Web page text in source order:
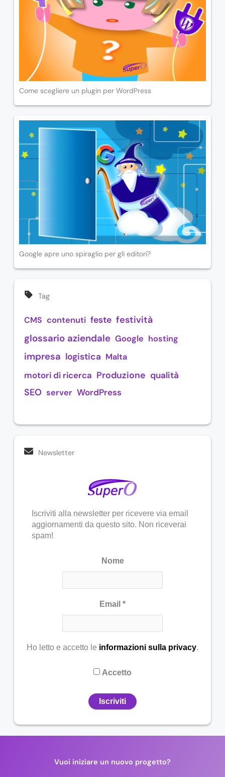
Come scegliere un plugin per WordPress
Google apre uno spiraglio per gli editori?
Tag
CMS contenuti feste festività
glossario aziendale Google hosting
impresa logistica Malta
motori di ricerca Produzione qualità
SEO server WordPress
Newsletter
Iscriviti alla newsletter per ricevere via email
aggiornamenti da questo sito. Non riceverai
spam!
Nome
Email *
Ho letto e accetto le informazioni sulla privacy.
Accetto
Vuoi iniziare un nuovo progetto?